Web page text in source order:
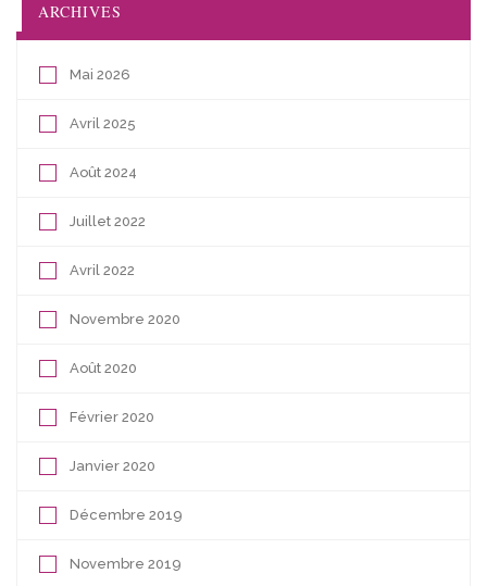
ARCHIVES
Mai 2026
Avril 2025
Août 2024
Juillet 2022
Avril 2022
Novembre 2020
Août 2020
Février 2020
Janvier 2020
Décembre 2019
Novembre 2019